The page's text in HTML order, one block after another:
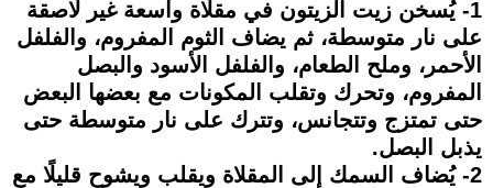
1- يُسخن زيت الزيتون في مقلاة واسعة غير لاصقة
على نار متوسطة، ثم يضاف الثوم المفروم، والفلفل
الأحمر، وملح الطعام، والفلفل الأسود والبصل
المفروم، وتحرك وتقلب المكونات مع بعضها البعض
حتى تمتزج وتتجانس، وتترك على نار متوسطة حتى
يذبل البصل.
2- يُضاف السمك إلى المقلاة ويقلب ويشوح قليلًا مع